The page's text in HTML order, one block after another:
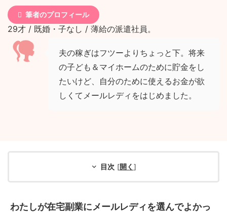
筆者のプロフィール
29才 / 既婚・子なし / 薄給の派遣社員。
夫の稼ぎはフツーよりちょっと下。将来
の子ども＆マイホームのために貯金をし
たいけど、自分のために使えるお金が欲
しくてメールレディをはじめました。
目次 [開く ]
わたしが在宅副業にメールレディを選んでよかっ